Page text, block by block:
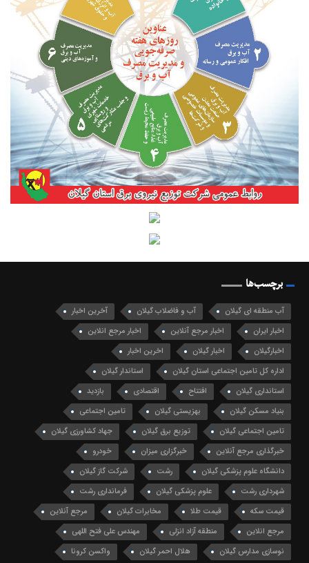
برچسب‌ها
آب منطقه ای گیلان آب و فاضلاب گیلان
آخرین اخبار
اخبار ایران
اخبار مرجع آنلاین
اخبار مرجع انلاین
اخبارگیلان
اخبار گیلان
اخرین اخبار
اداره کل تامین اجتماعی استان گیلان
استاندار گیلان
استانداری گیلان
افتتاح اقتصادی
بازدید
بنیاد مسکن گیلان
بهزیستی گیلان
تامین اجتماعی
تامین اجتماعی گیلان
توزیع برق گیلان
جهاد کشاورزی گیلان
خبرگذاری مرجع آنلاین
خبرگزاری میزان
خودرو
دانشگاه علوم پزشکی گیلان
رشت
شرکت گاز گیلان
شهرداری رشت
علوم پزشکی گیلان
فرمانداری رشت
قیمت سکه
قیمت طلا مخابرات گیلان
مرجع آنلاین
مرجع انلاین
منطقه آزاد انزلی
مهندس علی فتح اللهی
نوسازی مدارس گیلان
هلال احمر گیلان واکسن کرونا